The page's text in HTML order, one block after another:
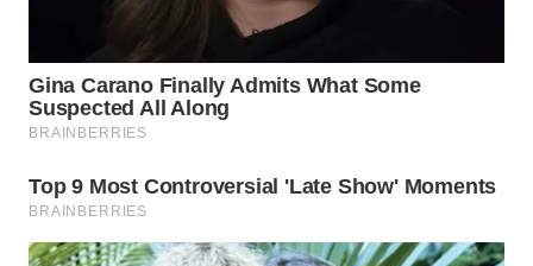
BOROBUDUR
WN
MADURA
SURABAYA
WN